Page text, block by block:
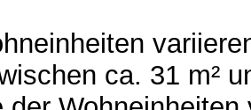
ca. 31 m²